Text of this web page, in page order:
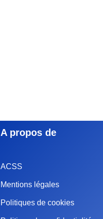
A propos de
ACSS
Mentions légales
Politiques de cookies